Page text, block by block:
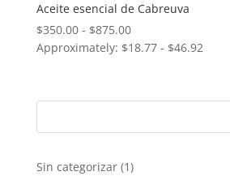
Aceite esencial de Cabreuva
$350.00 - $875.00Rango
de
$350.00
Approximately: $18.77 - $46.92
Sin categorizar 11